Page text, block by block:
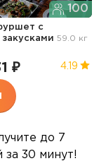
100
с
закусками59.0 кг
₽ 4.19
до 7
30 минут!